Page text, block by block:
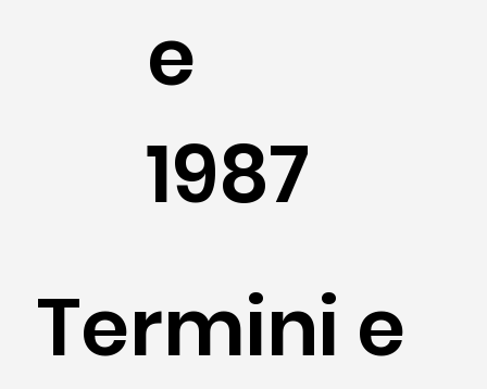
e
1987
Termini e